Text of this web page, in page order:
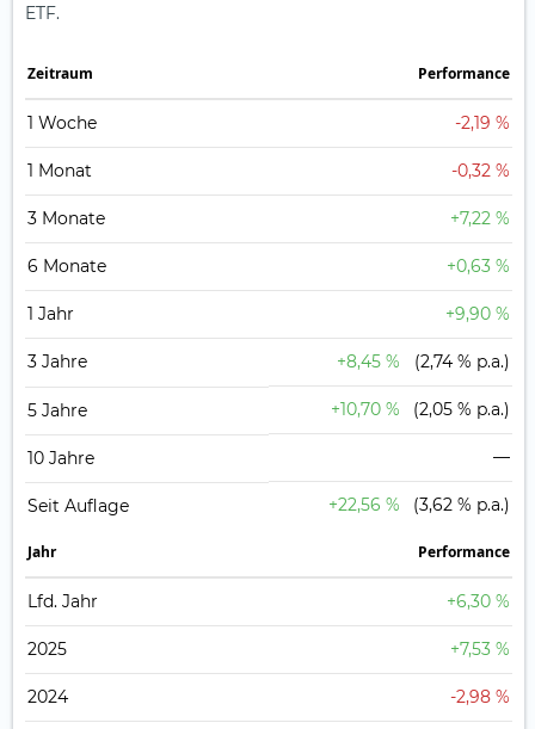
ETF.
Zeit­raum Perfor­mance
1 Woche -2,19 %
1 Monat -0,32 %
3 Monate +7,22 %
6 Monate +0,63 %
1 Jahr +9,90 %
3 Jahre +8,45 % (2,74 % p.a.)
5 Jahre +10,70 % (2,05 % p.a.)
10 Jahre —
Seit Auflage +22,56 % (3,62 % p.a.)
Jahr Perfor­mance
Lfd. Jahr +6,30 %
2025 +7,53 %
2024 -2,98 %